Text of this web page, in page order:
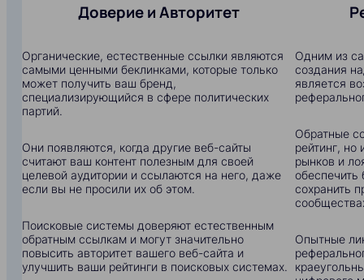
Доверие и Авторитет
Органические, естественные ссылки являются
самыми ценными беклинками, которые только
может получить ваш бренд,
специализирующийся в сфере политических
партий.
Они появляются, когда другие веб-сайты
считают ваш контент полезным для своей
целевой аудитории и ссылаются на него, даже
если вы не просили их об этом.
Поисковые системы доверяют естественным
обратным ссылкам и могут значительно
повысить авторитет вашего веб-сайта и
улучшить ваши рейтинги в поисковых системах.
Одним из
создания
является
Обратные
рейтинг,
рынков и
сохранить
Опытные